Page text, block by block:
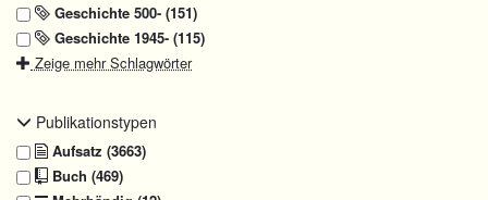
Geschichte 500- (151)
Geschichte 1945- (115)
Zeige mehr Schlagwörter
Publikationstypen
Aufsatz (3663)
Buch (469)